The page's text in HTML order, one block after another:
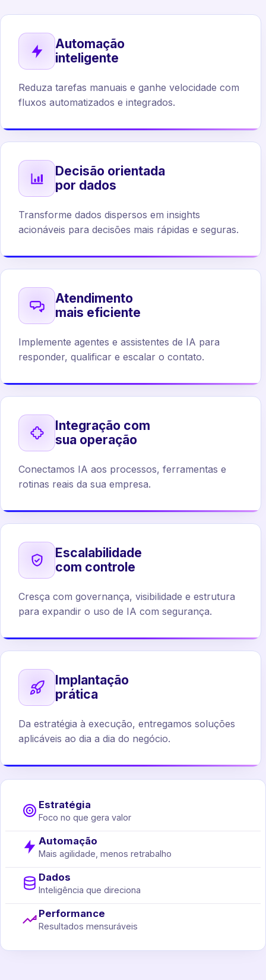
Automação
inteligente
Reduza tarefas manuais e ganhe velocidade com
fluxos automatizados e integrados.
Decisão orientada
por dados
Transforme dados dispersos em insights
acionáveis para decisões mais rápidas e seguras.
Atendimento
mais eficiente
Implemente agentes e assistentes de IA para
responder, qualificar e escalar o contato.
Integração com
sua operação
Conectamos IA aos processos, ferramentas e
rotinas reais da sua empresa.
Escalabilidade
com controle
Cresça com governança, visibilidade e estrutura
para expandir o uso de IA com segurança.
Implantação
prática
Da estratégia à execução, entregamos soluções
aplicáveis ao dia a dia do negócio.
Estratégia
Foco no que gera valor
Automação
Mais agilidade, menos retrabalho
Dados
Inteligência que direciona
Performance
Resultados mensuráveis